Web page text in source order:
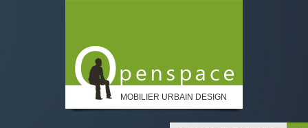
MOBILIER URBAIN DESIGN